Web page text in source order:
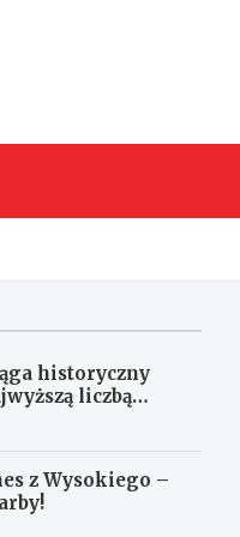
historyczny
liczbą
z Wysokiego –